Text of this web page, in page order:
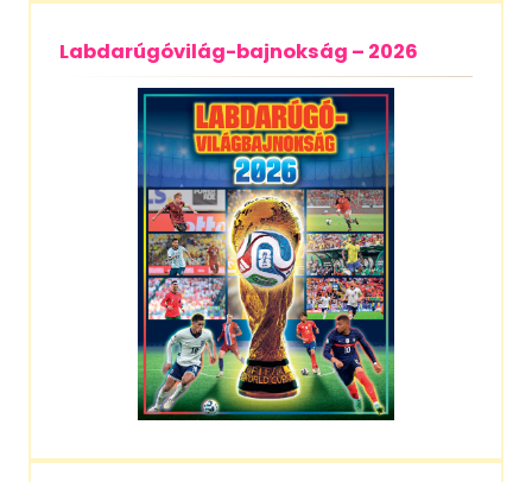
Labdarúgóvilág-bajnokság – 2026